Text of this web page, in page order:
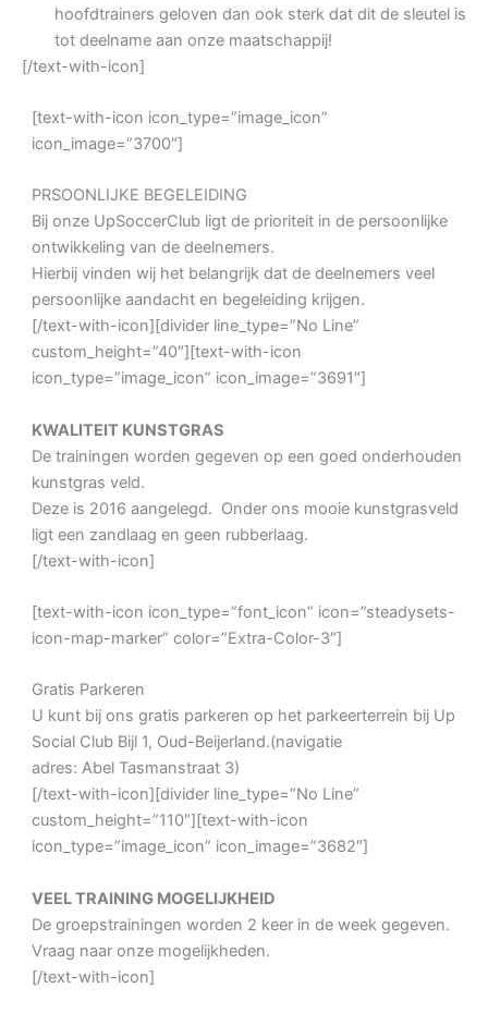
hoofdtrainers geloven dan ook sterk dat dit de sleutel is
tot deelname aan onze maatschappij!
[/text-with-icon]
[text-with-icon icon_type=”image_icon”
icon_image=”3700″]
PRSOONLIJKE BEGELEIDING
Bij onze UpSoccerClub ligt de prioriteit in de persoonlijke
ontwikkeling van de deelnemers.
Hierbij vinden wij het belangrijk dat de deelnemers veel
persoonlijke aandacht en begeleiding krijgen.
[/text-with-icon][divider line_type=”No Line”
custom_height=”40″][text-with-icon
icon_type=”image_icon” icon_image=”3691″]
KWALITEIT KUNSTGRAS
De trainingen worden gegeven op een goed onderhouden
kunstgras veld.
Deze is 2016 aangelegd. Onder ons mooie kunstgrasveld
ligt een zandlaag en geen rubberlaag.
[/text-with-icon]
[text-with-icon icon_type=”font_icon” icon=”steadysets-
icon-map-marker” color=”Extra-Color-3″]
Gratis Parkeren
U kunt bij ons gratis parkeren op het parkeerterrein bij Up
Social Club Bijl 1, Oud-Beijerland.(navigatie
adres: Abel Tasmanstraat 3)
[/text-with-icon][divider line_type=”No Line”
custom_height=”110″][text-with-icon
icon_type=”image_icon” icon_image=”3682″]
VEEL TRAINING MOGELIJKHEID
De groepstrainingen worden 2 keer in de week gegeven.
Vraag naar onze mogelijkheden.
[/text-with-icon]